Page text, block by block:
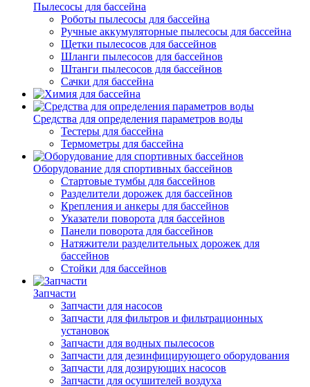
Пылесосы для бассейна
Роботы пылесосы для бассейна
Ручные аккумуляторные пылесосы для бассейна
Щетки пылесосов для бассейнов
Шланги пылесосов для бассейнов
Штанги пылесосов для бассейнов
Сачки для бассейна
Средства для определения параметров воды
Тестеры для бассейна
Термометры для бассейна
Оборудование для спортивных бассейнов
Стартовые тумбы для бассейнов
Разделители дорожек для бассейнов
Крепления и анкеры для бассейнов
Указатели поворота для бассейнов
Панели поворота для бассейнов
Натяжители разделительных дорожек для
бассейнов
Стойки для бассейнов
Запчасти
Запчасти для насосов
Запчасти для фильтров и фильтрационных
установок
Запчасти для водных пылесосов
Запчасти для дезинфицирующего оборудования
Запчасти для дозирующих насосов
Запчасти для осушителей воздуха